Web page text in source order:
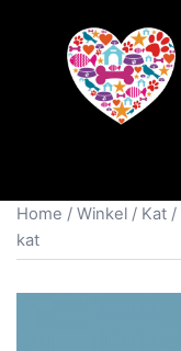
Home / Winkel / Kat /
kat